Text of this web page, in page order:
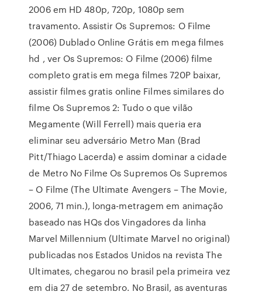
2006 em HD 480p, 720p, 1080p sem
travamento. Assistir Os Supremos: O Filme
(2006) Dublado Online Grátis em mega filmes
hd , ver Os Supremos: O Filme (2006) filme
completo gratis em mega filmes 720P baixar,
assistir filmes gratis online Filmes similares do
filme Os Supremos 2: Tudo o que vilão
Megamente (Will Ferrell) mais queria era
eliminar seu adversário Metro Man (Brad
Pitt/Thiago Lacerda) e assim dominar a cidade
de Metro No Filme Os Supremos Os Supremos
– O Filme (The Ultimate Avengers – The Movie,
2006, 71 min.), longa-metragem em animação
baseado nas HQs dos Vingadores da linha
Marvel Millennium (Ultimate Marvel no original)
publicadas nos Estados Unidos na revista The
Ultimates, chegarou no brasil pela primeira vez
em dia 27 de setembro. No Brasil, as aventuras